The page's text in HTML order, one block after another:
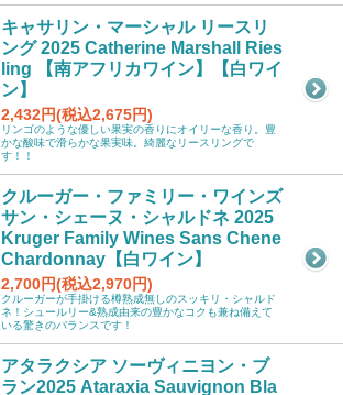
キャサリン・マーシャル リースリ
ング 2025 Catherine Marshall Ries
ling 【南アフリカワイン】【白ワイ
ン】
2,432円(税込2,675円)
リンゴのような優しい果実の香りにオイリーな香り。豊
かな酸味で滑らかな果実味。綺麗なリースリングで
す！！
クルーガー・ファミリー・ワインズ
サン・シェーヌ・シャルドネ 2025
Kruger Family Wines Sans Chene
Chardonnay【白ワイン】
2,700円(税込2,970円)
クルーガーが手掛ける樽熟成無しのスッキリ・シャルド
ネ！シュールリー&熟成由来の豊かなコクも兼ね備えて
いる驚きのバランスです！
アタラクシア ソーヴィニヨン・ブ
ラン2025 Ataraxia Sauvignon Bla